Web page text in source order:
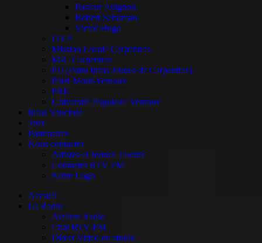
Pasteur Avignon
Robert Schuman
Victor Hugo
ITEP
Mission Locale Carpentras
MJC Carpentras
PIJ (Point Infos Jeunes de Carpentras)
PNR Mont-Ventoux
PRE
Université Populaire Ventoux
Infos Vaucluse
Jeux
Partenaires
Nous contacter
Artistes et Jeunes Talents
Contacter RTV FM
Notre Logo
Accueil
La Radio
Ateliers Radio
Chat RTV FM
Direct Video du studio